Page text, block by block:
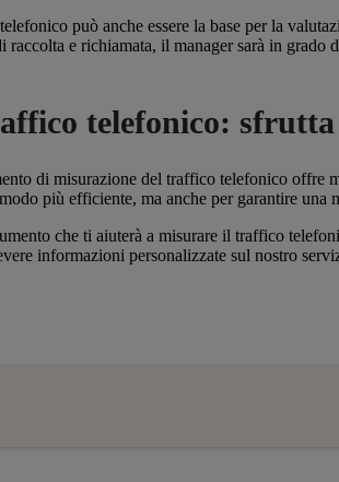
può anche essere la base per la
raccolta e richiamata, il manager sarà in grado
telefonico:
di misurazione del traffico telefonico offre
più efficiente, ma anche per garantire una
che ti aiuterà a misurare il traffico
informazioni personalizzate sul nostro